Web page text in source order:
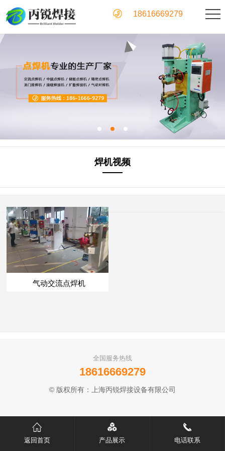
18616669279
焊机视频
——
气动交流点焊机
全国服务热线
18616669279
© 版权所有：上海丙锐焊接设备有限公司
返回首页 产品展示 电话联系